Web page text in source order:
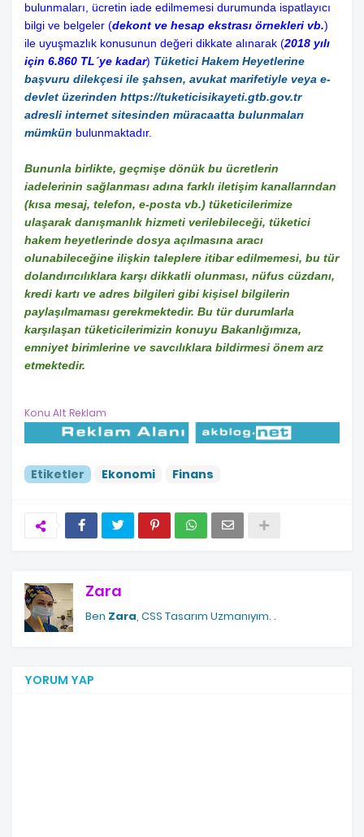
bulunmaları, ücretin iade edilmemesi durumunda ispatlayıcı
bilgi ve belgeler (dekont ve hesap ekstrası örnekleri vb.)
ile uyuşmazlık konusunun değeri dikkate alınarak (2018 yılı
için 6.860 TL´ye kadar) Tüketici Hakem Heyetlerine
başvuru dilekçesi ile şahsen, avukat marifetiyle veya e-
devlet üzerinden https://tuketicisikayeti.gtb.gov.tr
adresli internet sitesinden müracaatta bulunmaları
mümkün bulunmaktadır.
Bununla birlikte, geçmişe dönük bu ücretlerin
iadelerinin sağlanması adına farklı iletişim kanallarından
(kısa mesaj, telefon, e-posta vb.) tüketicilerimize
ulaşarak danışmanlık hizmeti verilebileceği, tüketici
hakem heyetlerinde dosya açılmasına aracı
olunabileceğine ilişkin taleplere itibar edilmemesi, bu tür
dolandırıcılıklara karşı dikkatli olunması, nüfus cüzdanı,
kredi kartı ve adres bilgileri gibi kişisel bilgilerin
paylaşılmaması gerekmektedir. Bu tür durumlarla
karşılaşan tüketicilerimizin konuyu Bakanlığımıza,
emniyet birimlerine ve savcılıklara bildirmesi önem arz
etmektedir.
Konu Alt Reklam
Etiketler Ekonomi Finans
Zara
Ben Zara, CSS Tasarım Uzmanıyım. .
YORUM YAP